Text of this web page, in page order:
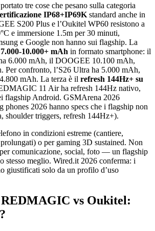
tre cose che pesano sulla categoria
IP68+IP69K standard anche in
S200 Plus e l’Oukitel WP60 resistono a
e immersione 1.5m per 30 minuti,
e Google non hanno sui flagship. La
10.000+ mAh in formato smartphone: il
6.000 mAh, il DOOGEE 10.100 mAh,
Per confronto, l’S26 Ultra ha 5.000 mAh,
mAh. La terza è il refresh 144Hz+ su
11 Air ha refresh 144Hz nativo,
flagship Android. GSMArena 2026
phones 2026 hanno specs che i flagship non
shoulder triggers, refresh 144Hz+).
in condizioni estreme (cantiere,
o per gaming 3D sustained. Non
comunicazione, social, foto — un flagship
stesso meglio. Wired.it 2026 conferma: i
giustificati solo da un profilo d’uso
vs Oukitel: